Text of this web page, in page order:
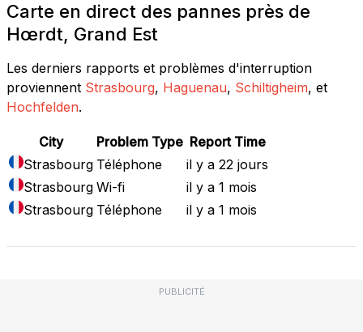
Carte en direct des pannes près de
Hœrdt, Grand Est
Les derniers rapports et problèmes d'interruption
proviennent Strasbourg, Haguenau, Schiltigheim, et
Hochfelden.
City Problem Type Report Time
Strasbourg Téléphone
il y a 22 jours
Strasbourg Wi-fi
il y a 1 mois
Strasbourg Téléphone il y a 1 mois
PUBLICITÉ